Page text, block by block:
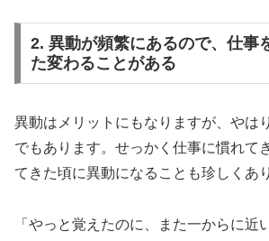
2. 異動が頻繁にあるので、仕事
た変わることがある
異動はメリットにもなりますが、やは
でもあります。せっかく仕事に慣れて
てきた頃に異動になることも珍しくあ
「やっと覚えたのに、また一からに近